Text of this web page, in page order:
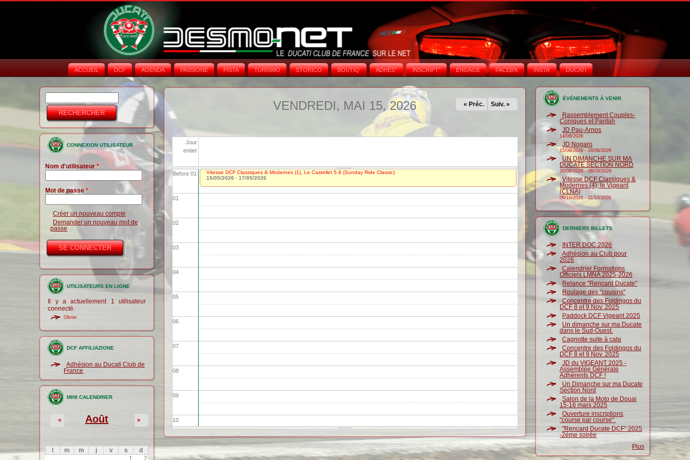
ACCUEIL DCF AGENDA PASSIONE PISTA TURISMO STORICO BOUTIQ' ADHÉS° INSCRIPT° ENGAGE FACEB'K INSTA‘ DUCATI
Formulaire de
recherche
CONNEXION UTILISATEUR
Nom d'utilisateur*
Mot de passe*
Créer un nouveau compte
Demander un nouveau mot de
passe
UTILISATEURS EN LIGNE
Il y a actuellement 1 utilisateur
connecté.
Olivier
DCF AFFILIAZIONE
Adhésion au Ducati Club de
France
MINI CALENDRIER
Août
« »
m m j v s
d
1
2
VENDREDI, MAI 15, 2026 « Préc. Suiv. »
Jour
entier
Before 01
01
02
03
04
05
06
07
08
09
10
Vitesse DCF Classiques & Modernes (1), Le Castellet 5.8 (Sunday Ride Classic)
15/05/2026 -17/05/2026
ÉVÉNEMENTS À VENIR
Rassemblement Couples-
Coniques et Pantah
JD Pau-Arnos
14/08/2026
JD Nogaro
15/08/2026 -16/08/2026
UN DIMANCHE SUR MA
DUCATE SECTION NORD
30/08/2026-06/09/2026
Vitesse DCF Classiques &
Modernes (4), le Vigeant
(CLNA)
09/10/2026-11/10/2026
DERNIERS BILLETS
INTER DOC 2026
Adhésion au Club pour
2026
Calendrier Formations
Officiels LMNA 2025-2026
Relance "Rencard Ducate"
Roulage des "cousins"
Concentre des Foldingos du
DCF 8 et 9 Nov. 2025
Paddock DCF Vigeant 2025
Un dimanche sur ma Ducate
dans le Sud-Ouest.
Cagnotte suite à cata
Concentre des Foldingos du
DCF 8 et 9 Nov. 2025
JD du VIGEANT 2025 -
Assemblée Générale
Adhérents DCF !
Un Dimanche sur ma Ducate
Section Nord
Salon de la Moto de Douai
15-16 mars 2025
Ouverture inscriptions
"course par course".
"Rencard Ducate DCF" 2025
-2ème soirée
Plus